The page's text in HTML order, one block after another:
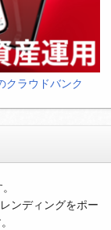
クラウドバンク
ンディングをポー